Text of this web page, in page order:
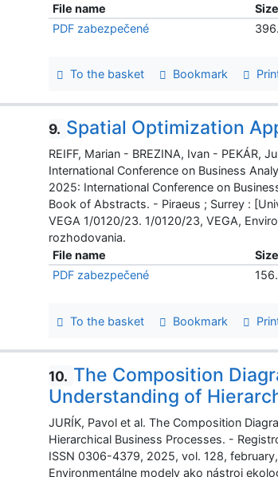
File name
Size
PDF zabezpečené
To the basket Bookmark
9. Spatial Optimization
REIFF, Marian - BREZINA, Ivan - PEKÁR,
International Conference on Business
2025: International Conference on
Book of Abstracts. - Piraeus ; Surrey :
VEGA 1/0120/23. 1/0120/23, VEGA,
rozhodovania.
File name
Size
PDF zabezpečené
To the basket Bookmark
10. The Composition
Understanding of
JURÍK, Pavol et al. The Composition
Hierarchical Business Processes. -
ISSN 0306-4379, 2025, vol. 128,
Environmentálne modely ako nástroj